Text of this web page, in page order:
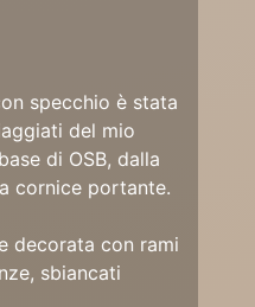
specchio è stata
del mio
di OSB, dalla
cornice portante.
decorata con rami
sbiancati